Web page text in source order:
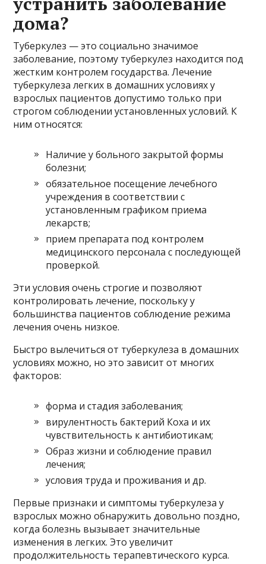
дома?
Туберкулез — это социально значимое
заболевание, поэтому туберкулез находится под
жестким контролем государства. Лечение
туберкулеза легких в домашних условиях у
взрослых пациентов допустимо только при
строгом соблюдении установленных условий. К
ним относятся:
Наличие у больного закрытой формы
болезни;
обязательное посещение лечебного
учреждения в соответствии с
установленным графиком приема
лекарств;
прием препарата под контролем
медицинского персонала с последующей
проверкой.
Эти условия очень строгие и позволяют
контролировать лечение, поскольку у
большинства пациентов соблюдение режима
лечения очень низкое.
Быстро вылечиться от туберкулеза в домашних
условиях можно, но это зависит от многих
факторов:
форма и стадия заболевания;
вирулентность бактерий Коха и их
чувствительность к антибиотикам;
Образ жизни и соблюдение правил
лечения;
условия труда и проживания и др.
Первые признаки и симптомы туберкулеза у
взрослых можно обнаружить довольно поздно,
когда болезнь вызывает значительные
изменения в легких. Это увеличит
продолжительность терапевтического курса.